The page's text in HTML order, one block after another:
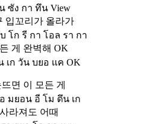
ซัง กา ทึน View
입꼬리가 올라가
โก รี กา โอล รา กา
게 완벽해 OK
เก วัน บยอ แค OK
뜨면 이 모든 게
มยอน อี โม ดึน เก
사라져도 어때